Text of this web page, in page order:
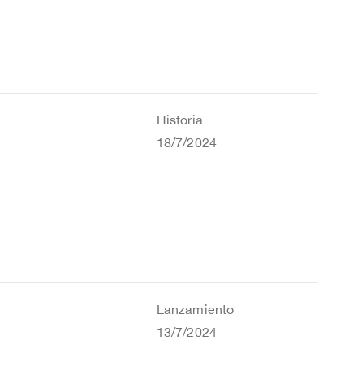
Historia
18/7/2024
Lanzamiento
13/7/2024